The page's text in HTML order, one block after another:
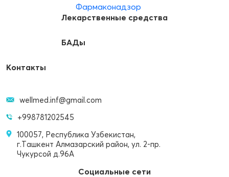
Фармаконадзор
Лекарственные средства
БАДы
Контакты
wellmed.inf@gmail.com
+998781202545
100057, Республика Узбекистан,
г.Ташкент Алмазарский район, ул. 2-пр.
Чукурсой д.96А
Социальные сети